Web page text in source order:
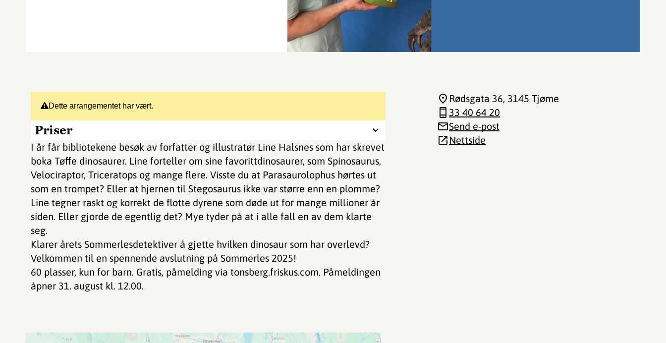
Dette arrangementet har vært.
Priser
I år får bibliotekene besøk av forfatter og illustratør Line Halsnes som har skrevet
boka Tøffe dinosaurer. Line forteller om sine favorittdinosaurer, som Spinosaurus,
Velociraptor, Triceratops og mange flere. Visste du at Parasaurolophus hørtes ut
som en trompet? Eller at hjernen til Stegosaurus ikke var større enn en plomme?
Line tegner raskt og korrekt de flotte dyrene som døde ut for mange millioner år
siden. Eller gjorde de egentlig det? Mye tyder på at i alle fall en av dem klarte
seg.
Klarer årets Sommerlesdetektiver å gjette hvilken dinosaur som har overlevd?
Velkommen til en spennende avslutning på Sommerles 2025!
60 plasser, kun for barn. Gratis, påmelding via tonsberg.friskus.com. Påmeldingen
åpner 31. august kl. 12.00.
Rødsgata 36, 3145 Tjøme
33 40 64 20
Send e-post
Nettside